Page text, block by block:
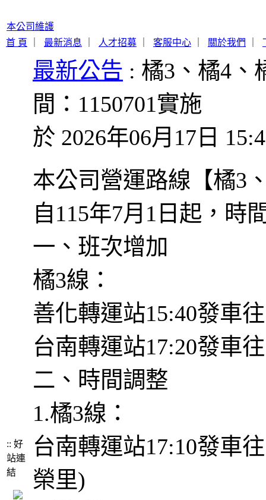
本公司維護
首 頁
最新消息 人才招募 客服中心 關於我們
:: 好
站連
結
最新公告 : 橘3、橘4、
間：1150701實施
於 2026年06月17日
本公司營運路線【橘3
自115年7月1日起，時
一、班次增加
橘3線：
善化轉運站15:40發車
台南轉運站17:20發車
二、時間調整
1.橘3線：
台南轉運站17:10發車
榮里)